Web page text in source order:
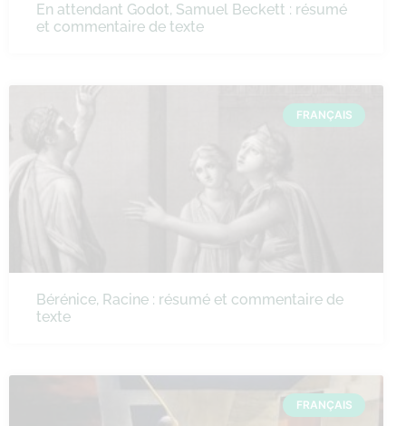
En attendant Godot, Samuel Beckett : résumé
et commentaire de texte
FRANÇAIS
Bérénice, Racine : résumé et commentaire de
texte
FRANÇAIS